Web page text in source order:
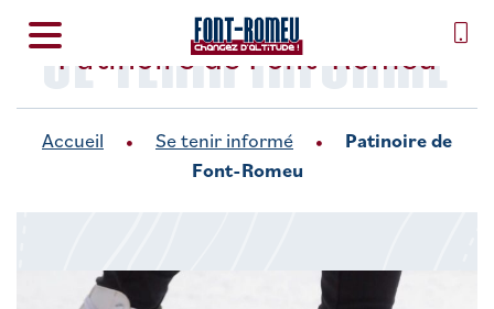
SE TENIR INFORMÉ
Patinoire de Font-Romeu
Accueil Se tenir informé
Patinoire de
Font-Romeu